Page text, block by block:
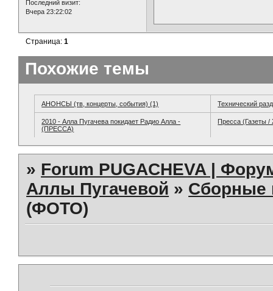
Последний визит:
Вчера 23:22:02
Страница:1
Похожие темы
АНОНСЫ (тв, концерты, события) (1) Технический
2010 - Алла Пугачева покидает Радио Алла -
(ПРЕССА)
Пресса (Газеты
» Forum PUGACHEVA |
Аллы Пугачевой » Сборные
(ФОТО)